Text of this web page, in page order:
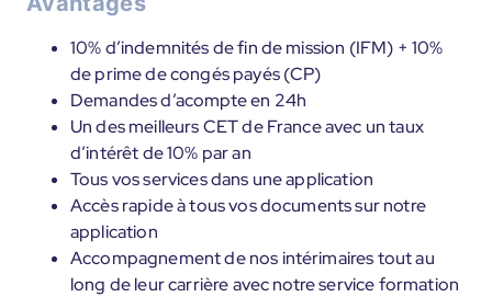
10% d’indemnités de fin de mission (IFM) + 10%
de prime de congés payés (CP)
Demandes d’acompte en 24h
Un des meilleurs CET de France avec un taux
d’intérêt de 10% par an
Tous vos services dans une application
Accès rapide à tous vos documents sur notre
application
Accompagnement de nos intérimaires tout au
long de leur carrière avec notre service formation